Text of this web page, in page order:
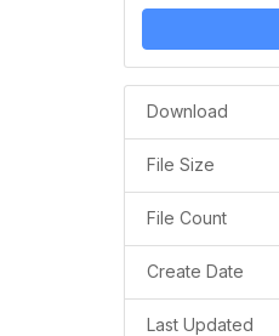
Download
File Size
File Count
Create Date
Last Updated